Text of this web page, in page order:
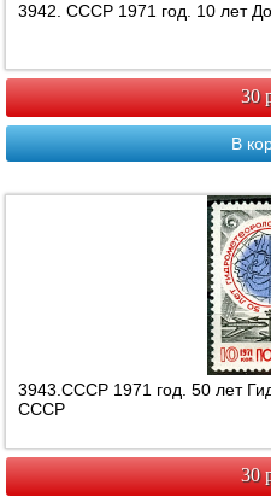
3942. СССР 1971 год. 10 лет
30
В
3943.СССР 1971 год. 50 лет
СССР
30